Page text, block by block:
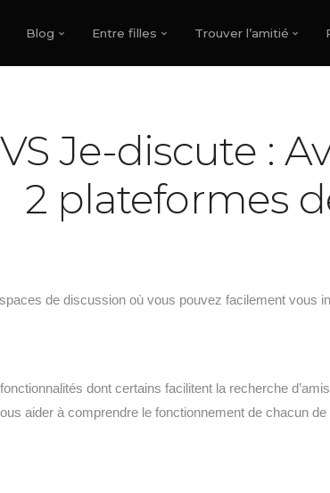
Blog Entre filles Trouver l’amitié
Je-discute :
2 plateformes
de discussion où vous pouvez facilement
dont certains facilitent la recherche
aider à comprendre le fonctionnement de chacun